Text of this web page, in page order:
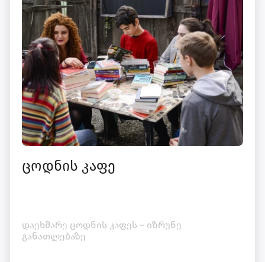
ცოდნის კაფე
დაეხმარე ცოდნის კაფეს – იზრუნე
განათლებაზე